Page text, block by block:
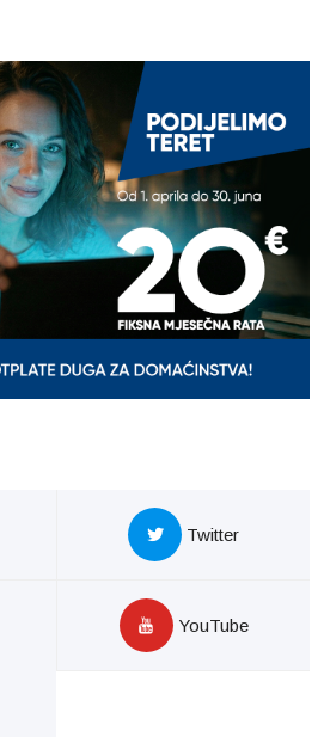
Twitter
YouTube